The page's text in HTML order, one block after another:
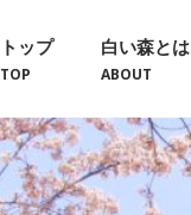
トップ
TOP
白い森とは
ABOUT